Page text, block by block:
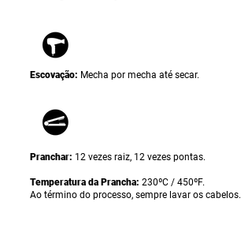
Escovação: Mecha por mecha até secar.
Pranchar: 12 vezes raiz, 12 vezes pontas.
Temperatura da Prancha: 230ºC / 450ºF.
Ao término do processo, sempre lavar os cabelos.